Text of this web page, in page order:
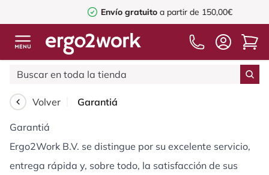
Envío gratuitoa partir de 150,00€
Volver Garantiá
Garantiá
Ergo2Work B.V. se distingue por su excelente servicio,
entrega rápida y, sobre todo, la satisfacción de sus